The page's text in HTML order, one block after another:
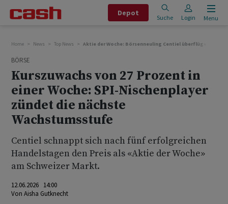
Depot
Suche Login Menu
Home News Top News Aktie der Woche: Börsenneuling Centiel überflügelt alle
BÖRSE
Kurszuwachs von 27 Prozent in
einer Woche: SPI-Nischenplayer
zündet die nächste
Wachstumsstufe
Centiel schnappt sich nach fünf erfolgreichen
Handelstagen den Preis als «Aktie der Woche»
am Schweizer Markt.
12.06.2026 14:00
Von Aisha Gutknecht